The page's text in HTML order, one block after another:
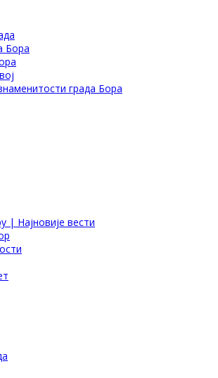
Бора
града Бора
| Најновије вести